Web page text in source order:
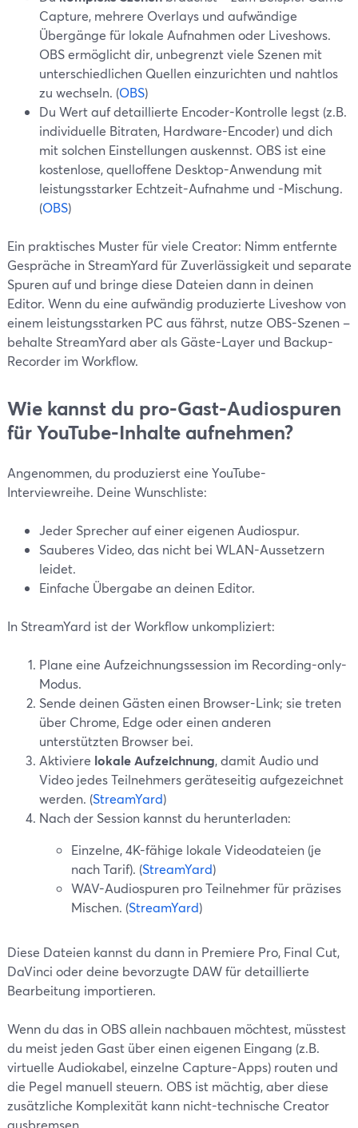
Capture, mehrere Overlays und aufwändige
Übergänge für lokale Aufnahmen oder Liveshows.
OBS ermöglicht dir, unbegrenzt viele Szenen mit
unterschiedlichen Quellen einzurichten und nahtlos
zu wechseln. (OBS)
Du Wert auf detaillierte Encoder-Kontrolle legst (z.B.
individuelle Bitraten, Hardware-Encoder) und dich
mit solchen Einstellungen auskennst. OBS ist eine
kostenlose, quelloffene Desktop-Anwendung mit
leistungsstarker Echtzeit-Aufnahme und -Mischung.
(OBS)
Ein praktisches Muster für viele Creator: Nimm entfernte
Gespräche in StreamYard für Zuverlässigkeit und separate
Spuren auf und bringe diese Dateien dann in deinen
Editor. Wenn du eine aufwändig produzierte Liveshow von
einem leistungsstarken PC aus fährst, nutze OBS-Szenen –
behalte StreamYard aber als Gäste-Layer und Backup-
Recorder im Workflow.
Wie kannst du pro-Gast-Audiospuren
für YouTube-Inhalte aufnehmen?
Angenommen, du produzierst eine YouTube-
Interviewreihe. Deine Wunschliste:
Jeder Sprecher auf einer eigenen Audiospur.
Sauberes Video, das nicht bei WLAN-Aussetzern
leidet.
Einfache Übergabe an deinen Editor.
In StreamYard ist der Workflow unkompliziert:
Plane eine Aufzeichnungssession im Recording-only-
Modus.
Sende deinen Gästen einen Browser-Link; sie treten
über Chrome, Edge oder einen anderen
unterstützten Browser bei.
Aktiviere lokale Aufzeichnung, damit Audio und
Video jedes Teilnehmers geräteseitig aufgezeichnet
werden. (StreamYard)
Nach der Session kannst du herunterladen:
Einzelne, 4K-fähige lokale Videodateien (je
nach Tarif). (StreamYard)
WAV-Audiospuren pro Teilnehmer für präzises
Mischen. (StreamYard)
Diese Dateien kannst du dann in Premiere Pro, Final Cut,
DaVinci oder deine bevorzugte DAW für detaillierte
Bearbeitung importieren.
Wenn du das in OBS allein nachbauen möchtest, müsstest
du meist jeden Gast über einen eigenen Eingang (z.B.
virtuelle Audiokabel, einzelne Capture-Apps) routen und
die Pegel manuell steuern. OBS ist mächtig, aber diese
zusätzliche Komplexität kann nicht-technische Creator